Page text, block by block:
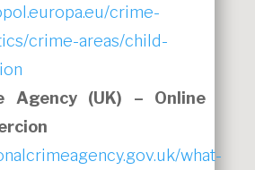
crime-
crime-areas/child-
Agency (UK) – Online
what-